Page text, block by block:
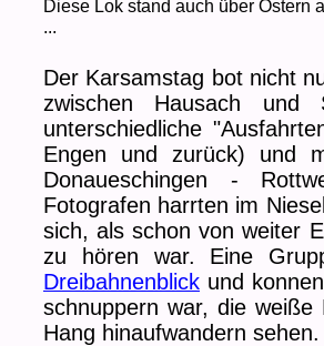
Diese Lok stand auch über Ostern
...
Der Karsamstag bot nicht
zwischen Hausach
unterschiedliche
Engen und zurück) und
Donaueschingen -
Fotografen harrten im
sich, als schon von weiter
zu hören war. Eine
Dreibahnenblick und
schnuppern war, die weiße
Hang hinaufwandern sehen.